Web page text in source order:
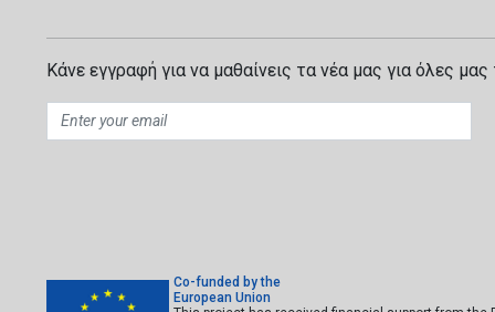
Κάνε εγγραφή για να μαθαίνεις τα νέα μας για όλες μας
Co-funded by the
European Union